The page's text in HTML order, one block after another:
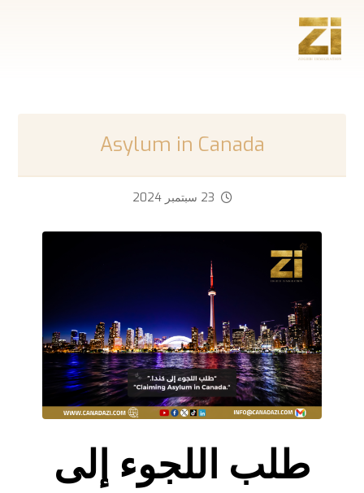
Asylum in Canada
23 سبتمبر 2024
طلب اللجوء إلى